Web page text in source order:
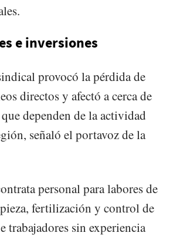
e inversiones
provocó la pérdida de
directos y afectó a cerca de
dependen de la actividad
señaló el portavoz de la
personal para labores de
fertilización y control de
trabajadores sin experiencia